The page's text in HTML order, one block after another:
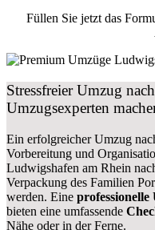
Füllen Sie jetzt das
Stressfreier Umzug
Umzugsexperten
Ein erfolgreicher Umzug
Vorbereitung und
Ludwigshafen am Rhein
Verpackung des Familien
werden. Eine professionelle
bieten eine umfassende
Nähe oder in der Ferne.